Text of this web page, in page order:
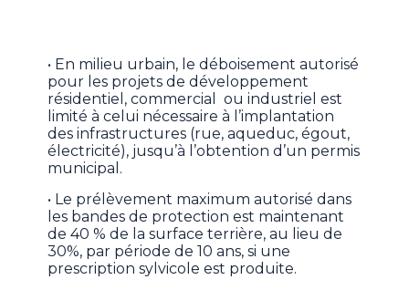
• En milieu urbain, le déboisement autorisé
pour les projets de développement
résidentiel, commercial ou industriel est
limité à celui nécessaire à l’implantation
des infrastructures (rue, aqueduc, égout,
électricité), jusqu’à l’obtention d’un permis
municipal.
• Le prélèvement maximum autorisé dans
les bandes de protection est maintenant
de 40 % de la surface terrière, au lieu de
30%, par période de 10 ans, si une
prescription sylvicole est produite.